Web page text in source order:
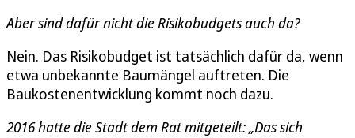
Aber sind dafür nicht die Risikobudgets auch da?
Nein. Das Risikobudget ist tatsächlich dafür da, wenn
etwa unbekannte Baumängel auftreten. Die
Baukostenentwicklung kommt noch dazu.
2016 hatte die Stadt dem Rat mitgeteilt: „Das sich